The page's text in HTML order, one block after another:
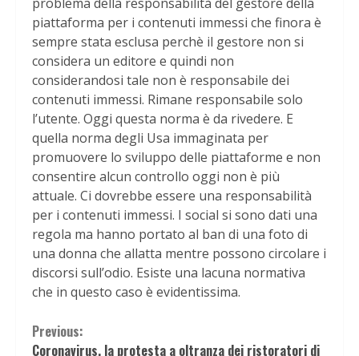
piattaforma per i contenuti immessi che finora è
sempre stata esclusa perchè il gestore non si
considera un editore e quindi non
considerandosi tale non è responsabile dei
contenuti immessi. Rimane responsabile solo
l’utente. Oggi questa norma è da rivedere. E
quella norma degli Usa immaginata per
promuovere lo sviluppo delle piattaforme e non
consentire alcun controllo oggi non è più
attuale. Ci dovrebbe essere una responsabilità
per i contenuti immessi. I social si sono dati una
regola ma hanno portato al ban di una foto di
una donna che allatta mentre possono circolare i
discorsi sull’odio. Esiste una lacuna normativa
che in questo caso è evidentissima.
Continue
Previous:
Coronavirus, la protesta a oltranza dei ristoratori di